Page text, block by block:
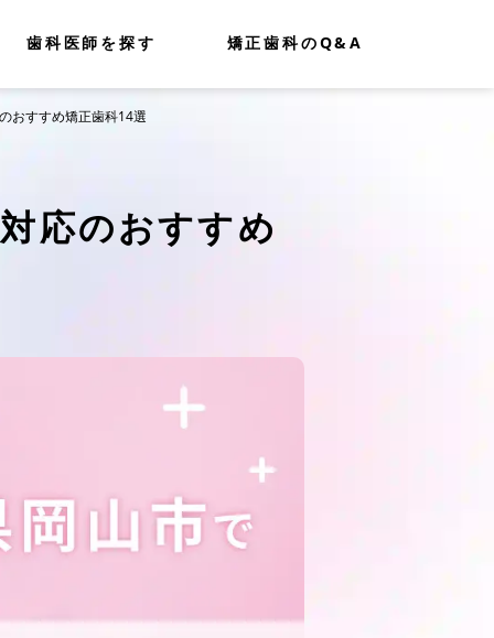
歯科医師を探す 矯正歯科のQ&A
おすすめ矯正歯科14選
応のおすすめ